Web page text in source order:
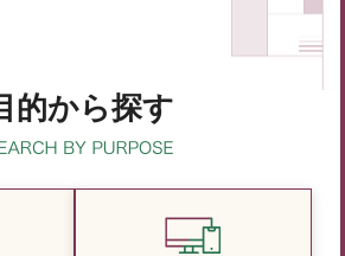
的から探す